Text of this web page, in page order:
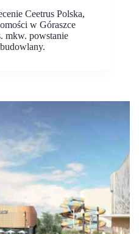
Ceetrus Polska,
w Góraszce
mkw. powstanie